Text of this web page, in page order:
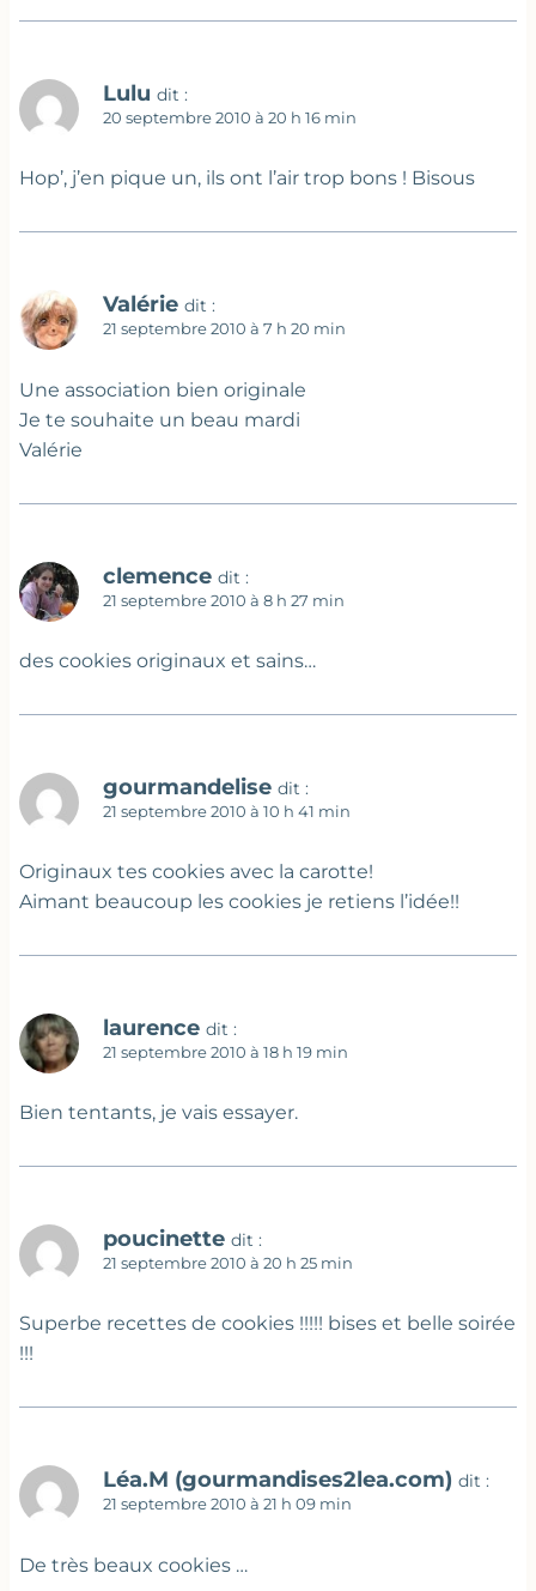
Lulu dit :
20 septembre 2010 à 20 h 16 min
Hop’, j’en pique un, ils ont l’air trop bons ! Bisous
Valérie dit :
21 septembre 2010 à 7 h 20 min
Une association bien originale
Je te souhaite un beau mardi
Valérie
clemence dit :
21 septembre 2010 à 8 h 27 min
des cookies originaux et sains…
gourmandelise dit :
21 septembre 2010 à 10 h 41 min
Originaux tes cookies avec la carotte!
Aimant beaucoup les cookies je retiens l’idée!!
laurence dit :
21 septembre 2010 à 18 h 19 min
Bien tentants, je vais essayer.
poucinette dit :
21 septembre 2010 à 20 h 25 min
Superbe recettes de cookies !!!!! bises et belle soirée
!!!
Léa.M (gourmandises2lea.com) dit :
21 septembre 2010 à 21 h 09 min
De très beaux cookies …